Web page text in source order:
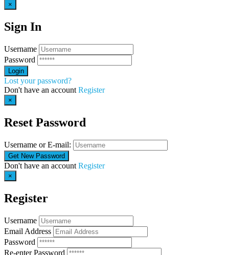
×
Sign In
Username
Password
Lost your password?
Don't have an account Register
×
Reset Password
Username or E-mail:
Don't have an account Register
×
Register
Username
Email Address
Password
Re-enter Password